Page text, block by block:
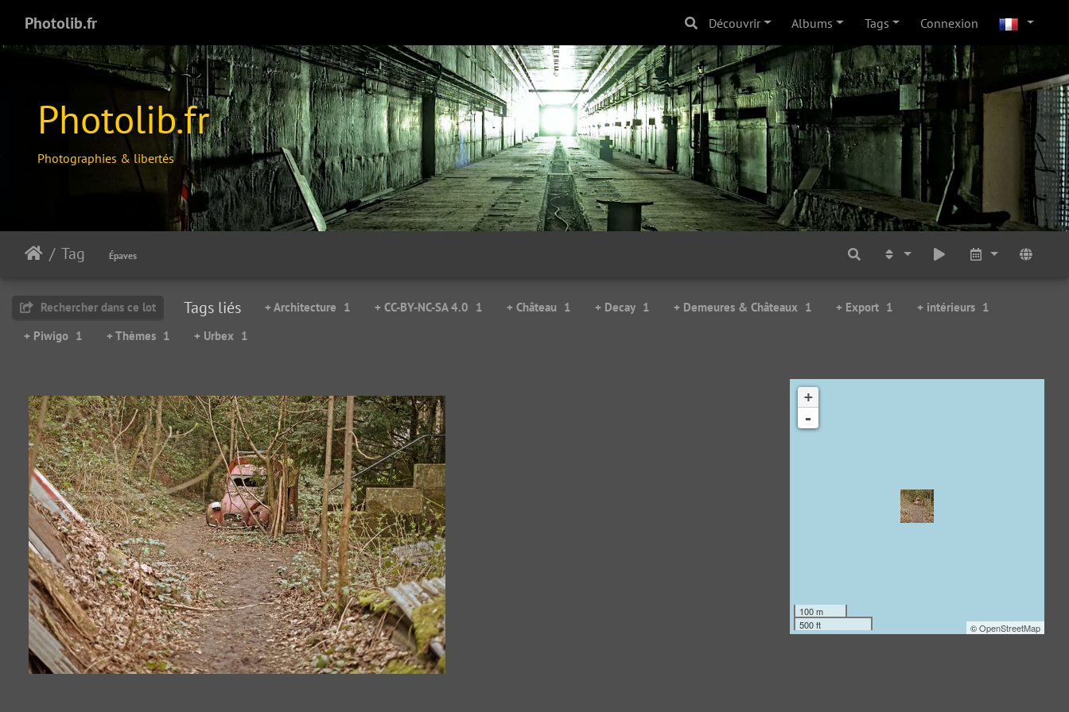
Photolib.fr Découvrir Albums Tags Connexion
Photolib.fr
Photographies & libertés
Tag Épaves
Rechercher dans ce lot Tags liés + Architecture 1 + CC-BY-NC-SA 4.0 1 + Château 1 + Decay 1 + Demeures & Châteaux 1 + Export 1 + intérieurs 1
+ Piwigo 1 + Thèmes 1 + Urbex 1
+
-
100 m
500 ft
©OpenStreetMap